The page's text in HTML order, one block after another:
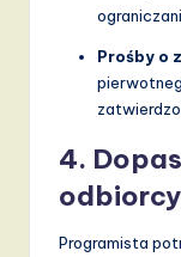
Prośby o
4.
odbiorcy
Programista